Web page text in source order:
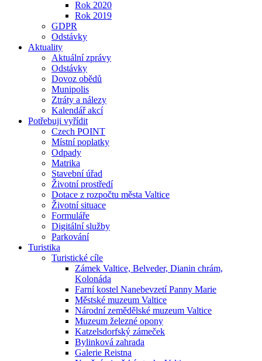
Rok 2020
Rok 2019
GDPR
Odstávky
Aktuality
Aktuální zprávy
Odstávky
Dovoz obědů
Munipolis
Ztráty a nálezy
Kalendář akcí
Potřebuji vyřídit
Czech POINT
Místní poplatky
Odpady
Matrika
Stavební úřad
Životní prostředí
Dotace z rozpočtu města Valtice
Životní situace
Formuláře
Digitální služby
Parkování
Turistika
Turistické cíle
Zámek Valtice, Belveder, Dianin chrám,
Kolonáda
Farní kostel Nanebevzetí Panny Marie
Městské muzeum Valtice
Národní zemědělské muzeum Valtice
Muzeum železné opony
Katzelsdorfský zámeček
Bylinková zahrada
Galerie Reistna